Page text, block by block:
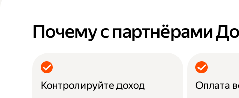
Почему с партнёрами
Контролируйте доход Оплата